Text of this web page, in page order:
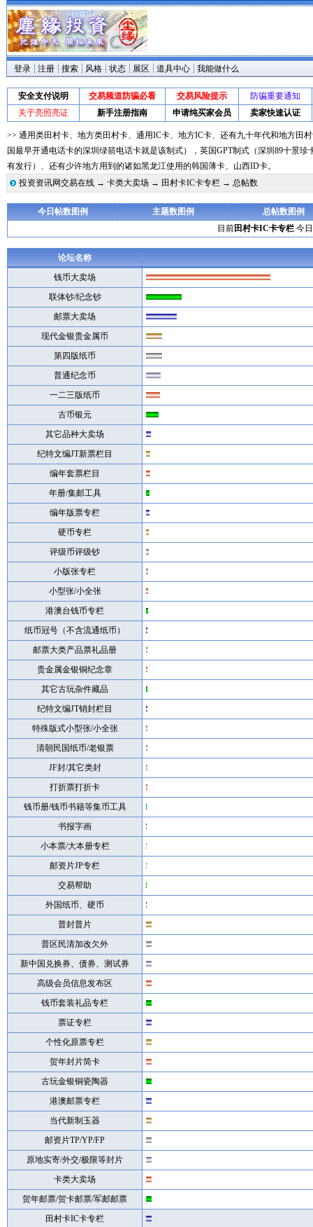
登录 注册 搜索 风格 状态 展区 道具中心 我能做什么
安全支付说明 交易频道防骗必看 交易风险提示
防骗重要通知
关于亮照亮证
新手注册指南 申请纯买家会员 卖家快速认证
>> 通用类田村卡、地方类田村卡、通用IC卡、地方IC卡、还有九十年代和地方田
国最早开通电话卡的深圳绿箭电话卡就是该制式），英国GPT制式（深圳89十景
有发行）、还有少许地方用到的诸如黑龙江使用的韩国薄卡、山西ID卡。
投资资讯网交易在线→ 卡类大卖场→ 田村卡IC卡专栏→ 总帖数
今日帖数图例 主题数图例
总帖数图例
目前田村卡IC卡专栏今日
论坛名称
钱币大卖场
联体钞/纪念钞
邮票大卖场
现代金银贵金属币
第四版纸币
普通纪念币
一二三版纸币
古币银元
其它品种大卖场
纪特文编JT新票栏目
编年套票栏目
年册/集邮工具
编年版票专栏
硬币专栏
评级币评级钞
小版张专栏
小型张/小全张
港澳台钱币专栏
纸币冠号（不含流通纸币）
邮票大类产品票礼品册
贵金属金银铜纪念章
其它古玩杂件藏品
纪特文编JT销封栏目
特殊版式小型张/小全张
清朝民国纸币/老银票
JF封/其它类封
打折票打折卡
钱币册/钱币书籍等集币工具
书报字画
小本票/大本册专栏
邮资片JP专栏
交易帮助
外国纸币、硬币
普封普片
普区民清加改欠外
新中国兑换券、债券、测试券
高级会员信息发布区
钱币套装礼品专栏
票证专栏
个性化原票专栏
贺年封片简卡
古玩金银铜瓷陶器
港澳邮票专栏
当代新制玉器
邮资片TP/YP/FP
原地实寄/外交/极限等封片
卡类大卖场
贺年邮票/贺卡邮票/军邮邮票
田村卡IC卡专栏